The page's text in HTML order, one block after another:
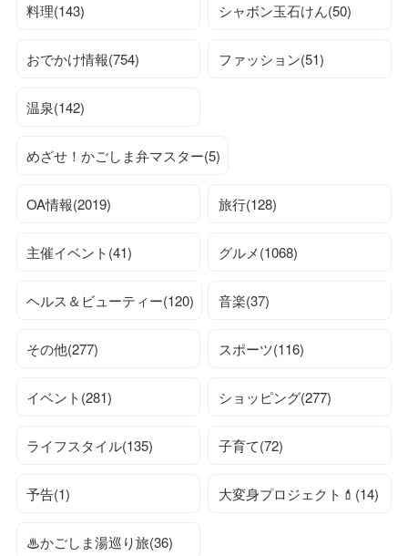
料理(143) シャボン玉石けん(50)
おでかけ情報(754) ファッション(51)
温泉(142)
めざせ！かごしま弁マスター(5)
OA情報(2019) 旅行(128)
主催イベント(41) グルメ(1068)
ヘルス＆ビューティー(120) 音楽(37)
その他(277) スポーツ(116)
イベント(281) ショッピング(277)
ライフスタイル(135) 子育て(72)
予告(1) 大変身プロジェクト💄(14)
♨かごしま湯巡り旅(36)